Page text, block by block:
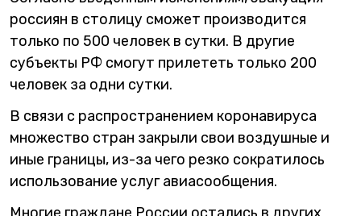
россиян в столицу сможет производится
только по 500 человек в сутки. В другие
субъекты РФ смогут прилететь только 200
человек за одни сутки.
В связи с распространением коронавируса
множество стран закрыли свои воздушные и
иные границы, из-за чего резко сократилось
использование услуг авиасообщения.
Многие граждане России остались в других